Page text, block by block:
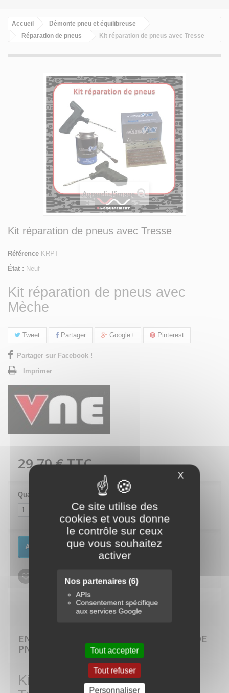
Ce site utilise des
cookies et vous donne
le contrôle sur ceux
que vous souhaitez
activer
Nos partenaires (6)
APIs
Consentement spécifique
aux services Google
Tout accepter
Tout refuser
Personnaliser
X Masquer
Accueil
Démonte pneu et équilibreuse
Réparation de pneus
Kit réparation de pneus avec Tresse
Agrandir l'image
Kit réparation de pneus avec Tresse
Référence KRPT
État : Neuf
Kit réparation de pneus avec
Mèche
Tweet Partager Google+ Pinterest
Partager sur Facebook !
Imprimer
29,70 €TTC
Quantité
Ajouter au panier
Ajouter à ma liste d'envies
EN SAVOIR PLUS SUR KIT RÉPARATION DE
PNEUS AVEC TRESSE
Kit réparation de pneus avec